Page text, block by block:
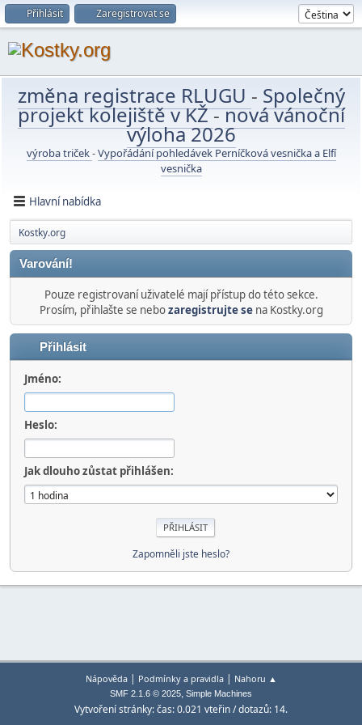
Přihlásit Zaregistrovat se
změna registrace RLUGU - Společný
projekt kolejiště v KŽ-nová vánoční
výloha 2026
výroba triček-Vypořádání pohledávek Perníčková vesnička a Elfí
vesnička
Hlavní nabídka
Kostky.org
Varování!
Pouze registrovaní uživatelé mají přístup do této sekce.
Prosím, přihlašte se nebozaregistrujte sena Kostky.org
Přihlásit
Jméno:
Heslo:
Jak dlouho zůstat přihlášen:
Zapomněli jste heslo?
Nápověda| Podmínky a pravidla| Nahoru ▲
SMF 2.1.6 © 2025, Simple Machines
Vytvoření stránky: čas: 0.021 vteřin / dotazů: 14.